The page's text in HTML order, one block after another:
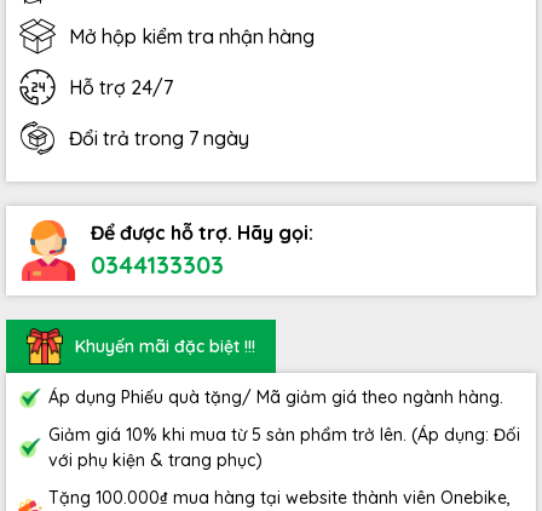
Mở hộp kiểm tra nhận hàng
Hỗ trợ 24/7
Đổi trả trong 7 ngày
Để được hỗ trợ. Hãy gọi:
0344133303
Khuyến mãi đặc biệt !!!
Áp dụng Phiếu quà tặng/ Mã giảm giá theo ngành hàng.
Giảm giá 10% khi mua từ 5 sản phẩm trở lên. (Áp dụng: Đối
với phụ kiện & trang phục)
Tặng 100.000₫ mua hàng tại website thành viên Onebike,